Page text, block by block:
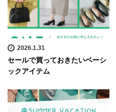
2026.1.31
セールで買っておきたいベーシ
ックアイテム